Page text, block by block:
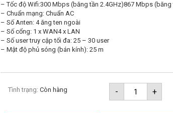
– Tốc độ Wifi:300 Mbps (băng tần 2.4GHz)867 Mbps (băng
– Chuẩn mạng: Chuẩn AC
– Số Anten: 4 ăng ten ngoài
– Số cổng: 1 x WAN4 x LAN
– Số user truy cập tối đa: 25 – 30 user
– Mật độ phủ sóng (bán kính): 25 m
-
Router
Wi-
Fi
+
Tình trạng: Còn hàng